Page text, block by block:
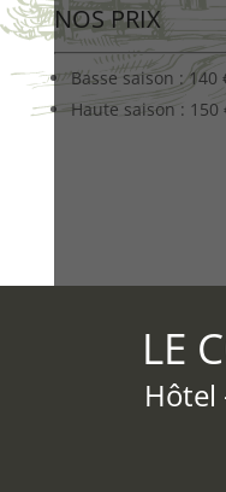
NOS PRIX
Basse saison :140
Haute saison : 150
LE
Hôtel